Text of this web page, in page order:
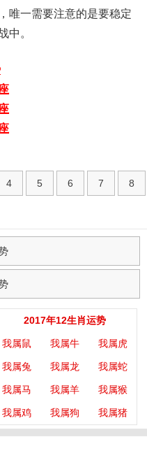
唯一需要注意的是要稳定
中。
4 5 6 7 8
2017年12生肖运势
我属鼠 我属牛 我属虎
我属兔 我属龙 我属蛇
我属马 我属羊 我属猴
我属鸡 我属狗 我属猪